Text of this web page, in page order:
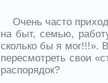
Очень часто
на быт, семью,
сколько бы я мог!!!».
пересмотреть свои
распорядок?